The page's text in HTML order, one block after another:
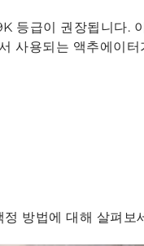
등급이 권장됩니다.
사용되는 액추에이
정 방법에 대해 살펴보